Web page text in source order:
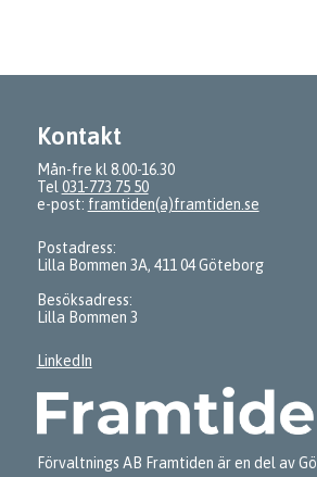
Kontakt
Mån-fre kl 8.00-16.30
Tel031-773 75 50
e-post: framtiden(a)framtiden.se
Postadress:
Lilla Bommen 3A, 411 04 Göteborg
Besöksadress:
Lilla Bommen 3
LinkedIn
Förvaltnings AB Framtiden är en del av